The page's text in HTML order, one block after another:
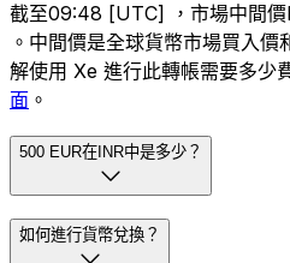
截至09:48 [UTC] ，市場中間價
。中間價是全球貨幣市場買入
解使用 Xe 進行此轉帳需要多少
面 。
500 EUR在INR中是多少？
如何進行貨幣兌換？